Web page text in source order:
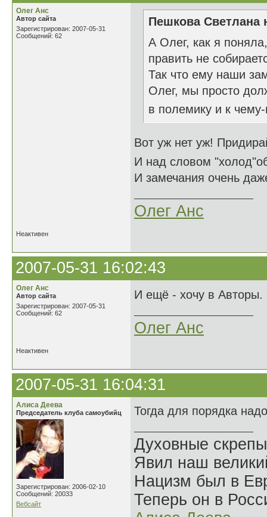
Олег Анс
Автор сайта
Зарегистрирован: 2007-05-31
Сообщений: 62
Пешкова Светлана
А Олег, как я
править не
Так что ему наши
Олег, мы просто
в полемику и к
Вот уж нет уж!
И над словом
И замечания очень
Олег Анс
Неактивен
2007-05-31 16:02:43
Олег Анс
Автор сайта
Зарегистрирован: 2007-05-31
Сообщений: 62
И ещё - хочу в
Олег Анс
Неактивен
2007-05-31 16:04:31
Алиса Деева
Председатель клуба самоубийц
Зарегистрирован: 2006-02-10
Сообщений: 20033
Вебсайт
Тогда для порядка
Духовные
Явил наш
Нацизм был в
Теперь он в